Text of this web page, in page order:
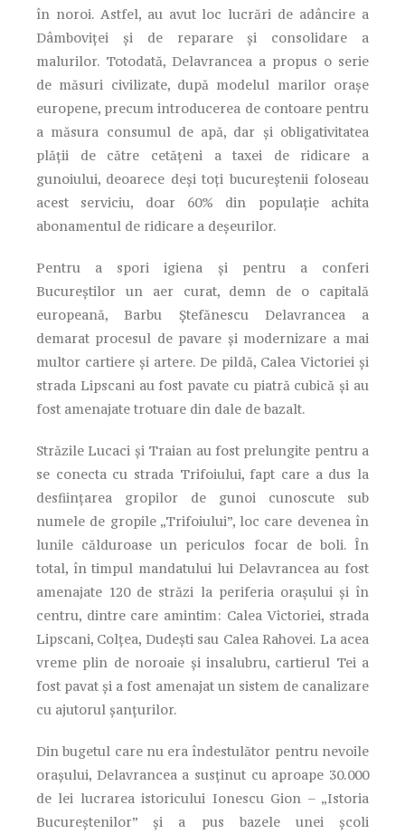
în noroi. Astfel, au avut loc lucrări de adâncire a
Dâmboviței și de reparare și consolidare a
malurilor. Totodată, Delavrancea a propus o serie
de măsuri civilizate, după modelul marilor orașe
europene, precum introducerea de contoare pentru
a măsura consumul de apă, dar și obligativitatea
plății de către cetățeni a taxei de ridicare a
gunoiului, deoarece deși toți bucureștenii foloseau
acest serviciu, doar 60% din populație achita
abonamentul de ridicare a deșeurilor.
Pentru a spori igiena și pentru a conferi
Bucureștilor un aer curat, demn de o capitală
europeană, Barbu Ștefănescu Delavrancea a
demarat procesul de pavare și modernizare a mai
multor cartiere și artere. De pildă, Calea Victoriei și
strada Lipscani au fost pavate cu piatră cubică și au
fost amenajate trotuare din dale de bazalt.
Străzile Lucaci și Traian au fost prelungite pentru a
se conecta cu strada Trifoiului, fapt care a dus la
desființarea gropilor de gunoi cunoscute sub
numele de gropile „Trifoiului”, loc care devenea în
lunile călduroase un periculos focar de boli. În
total, în timpul mandatului lui Delavrancea au fost
amenajate 120 de străzi la periferia orașului și în
centru, dintre care amintim: Calea Victoriei, strada
Lipscani, Colțea, Dudești sau Calea Rahovei. La acea
vreme plin de noroaie și insalubru, cartierul Tei a
fost pavat și a fost amenajat un sistem de canalizare
cu ajutorul șanțurilor.
Din bugetul care nu era îndestulător pentru nevoile
orașului, Delavrancea a susținut cu aproape 30.000
de lei lucrarea istoricului Ionescu Gion – „Istoria
Bucureștenilor” și a pus bazele unei școli